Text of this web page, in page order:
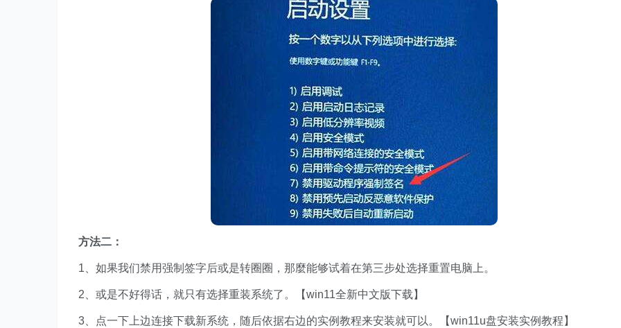
方法二：
1、如果我们禁用强制签字后或是转圈圈，那麼能够试着在第三步处选择重置电脑上。
2、或是不好得话，就只有选择重装系统了。【win11全新中文版下载】
3、点一下上边连接下载新系统，随后依据右边的实例教程来安装就可以。【win11u盘安装实例教程】